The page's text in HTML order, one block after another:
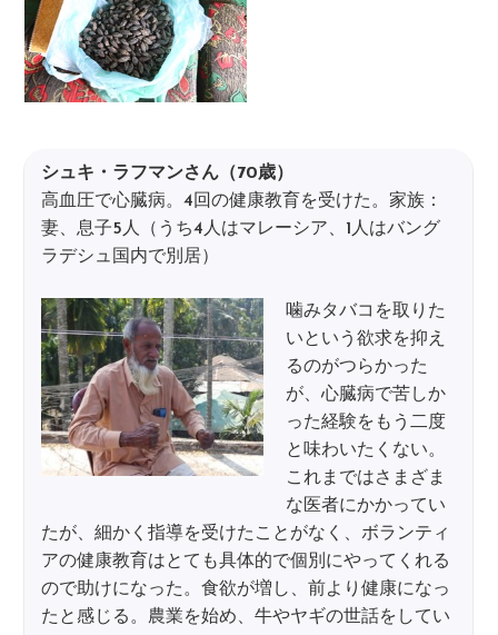
シュキ・ラフマンさん（70歳）
高血圧で心臓病。4回の健康教育を受けた。家族：
妻、息子5人（うち4人はマレーシア、1人はバング
ラデシュ国内で別居）
噛みタバコを取りた
いという欲求を抑え
るのがつらかった
が、心臓病で苦しか
った経験をもう二度
と味わいたくない。
これまではさまざま
な医者にかかってい
たが、細かく指導を受けたことがなく、ボランティ
アの健康教育はとても具体的で個別にやってくれる
ので助けになった。食欲が増し、前より健康になっ
たと感じる。農業を始め、牛やヤギの世話をしてい